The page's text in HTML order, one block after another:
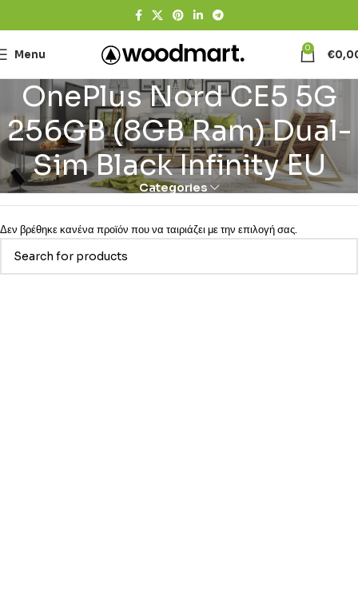
Menu 0 €
OnePlus Nord CE5 5G
256GB (8GB Ram) Dual-
Sim Black Infinity EU
Categories
Δεν βρέθηκε κανένα προϊόν που να ταιριάζει με την επιλογή σας.